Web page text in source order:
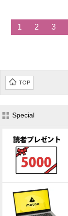
1
2 3
TOP
Special